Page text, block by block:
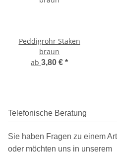
Peddigrohr Staken
braun
ab 3,80 € *
Telefonische Beratung
Sie haben Fragen zu einem
oder möchten uns in unserem